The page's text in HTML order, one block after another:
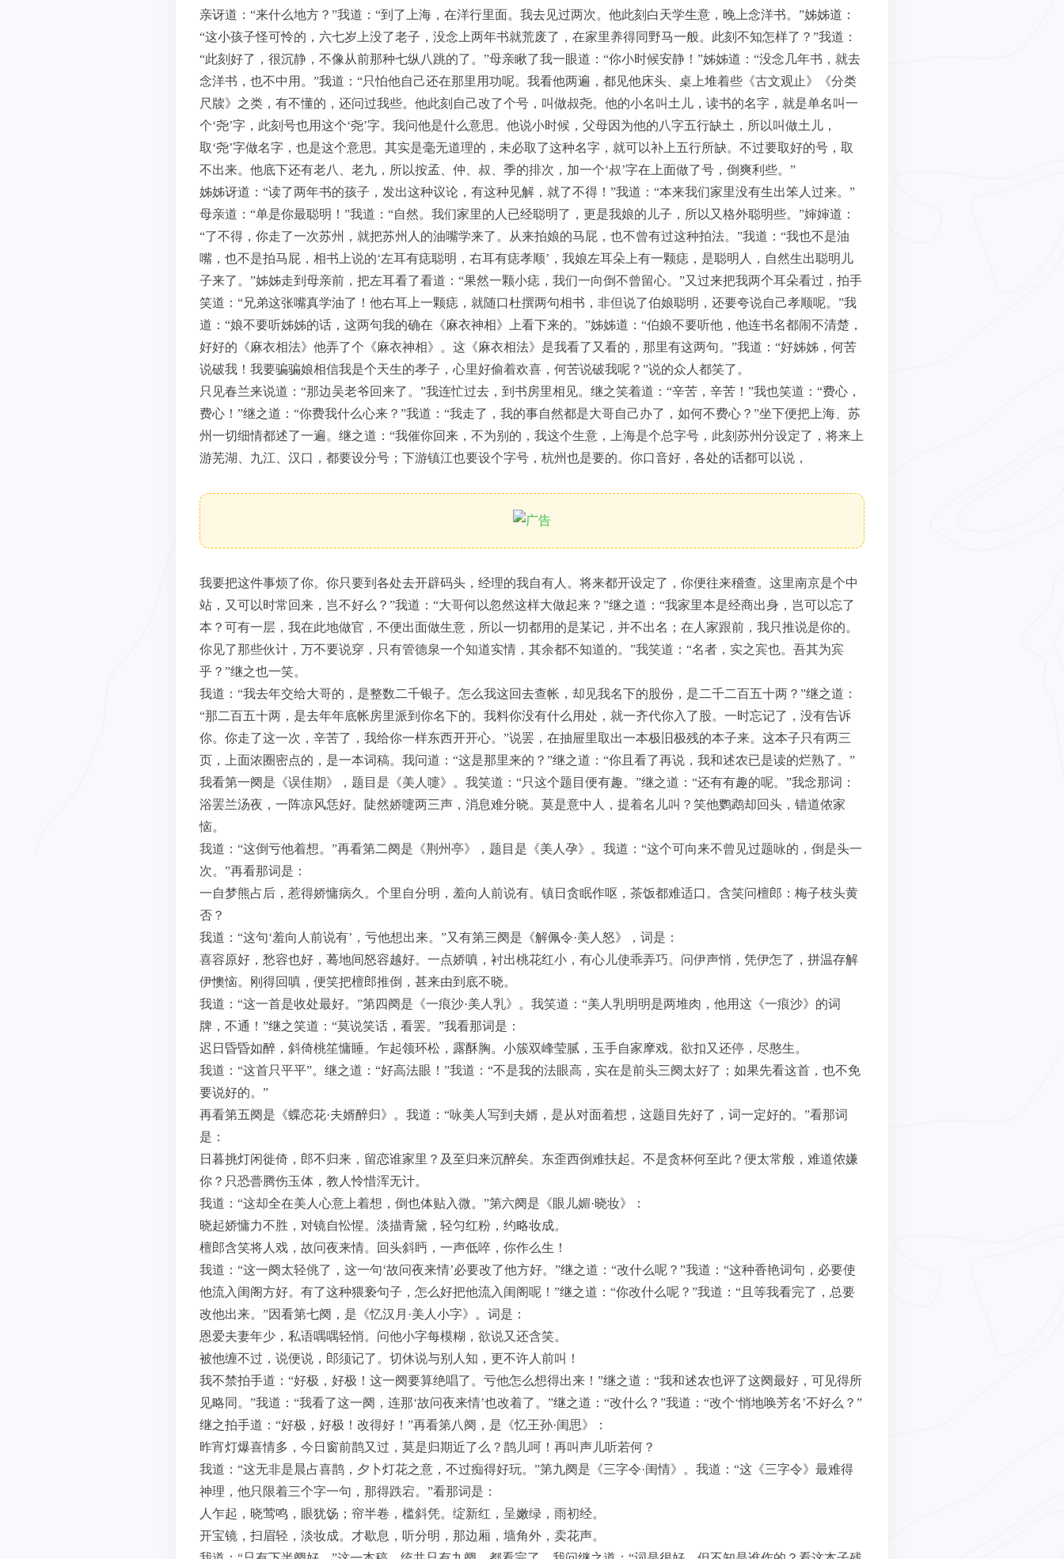
亲讶道：“来什么地方？”我道：“到了上海，在洋行里面。我去见过两次。他此刻白天学生意，晚上念洋书。”姊姊道：
“这小孩子怪可怜的，六七岁上没了老子，没念上两年书就荒废了，在家里养得同野马一般。此刻不知怎样了？”我道：
“此刻好了，很沉静，不像从前那种七纵八跳的了。”母亲瞅了我一眼道：“你小时候安静！”姊姊道：“没念几年书，就去
念洋书，也不中用。”我道：“只怕他自己还在那里用功呢。我看他两遍，都见他床头、桌上堆着些《古文观止》《分类
尺牍》之类，有不懂的，还问过我些。他此刻自己改了个号，叫做叔尧。他的小名叫土儿，读书的名字，就是单名叫一
个‘尧’字，此刻号也用这个‘尧’字。我问他是什么意思。他说小时候，父母因为他的八字五行缺土，所以叫做土儿，
取‘尧’字做名字，也是这个意思。其实是毫无道理的，未必取了这种名字，就可以补上五行所缺。不过要取好的号，取
不出来。他底下还有老八、老九，所以按孟、仲、叔、季的排次，加一个‘叔’字在上面做了号，倒爽利些。”
姊姊讶道：“读了两年书的孩子，发出这种议论，有这种见解，就了不得！”我道：“本来我们家里没有生出笨人过来。”
母亲道：“单是你最聪明！”我道：“自然。我们家里的人已经聪明了，更是我娘的儿子，所以又格外聪明些。”婶婶道：
“了不得，你走了一次苏州，就把苏州人的油嘴学来了。从来拍娘的马屁，也不曾有过这种拍法。”我道：“我也不是油
嘴，也不是拍马屁，相书上说的‘左耳有痣聪明，右耳有痣孝顺’，我娘左耳朵上有一颗痣，是聪明人，自然生出聪明儿
子来了。”姊姊走到母亲前，把左耳看了看道：“果然一颗小痣，我们一向倒不曾留心。”又过来把我两个耳朵看过，拍手
笑道：“兄弟这张嘴真学油了！他右耳上一颗痣，就随口杜撰两句相书，非但说了伯娘聪明，还要夸说自己孝顺呢。”我
道：“娘不要听姊姊的话，这两句我的确在《麻衣神相》上看下来的。”姊姊道：“伯娘不要听他，他连书名都闹不清楚，
好好的《麻衣相法》他弄了个《麻衣神相》。这《麻衣相法》是我看了又看的，那里有这两句。”我道：“好姊姊，何苦
说破我！我要骗骗娘相信我是个天生的孝子，心里好偷着欢喜，何苦说破我呢？”说的众人都笑了。
只见春兰来说道：“那边吴老爷回来了。”我连忙过去，到书房里相见。继之笑着道：“辛苦，辛苦！”我也笑道：“费心，
费心！”继之道：“你费我什么心来？”我道：“我走了，我的事自然都是大哥自己办了，如何不费心？”坐下便把上海、苏
州一切细情都述了一遍。继之道：“我催你回来，不为别的，我这个生意，上海是个总字号，此刻苏州分设定了，将来上
游芜湖、九江、汉口，都要设分号；下游镇江也要设个字号，杭州也是要的。你口音好，各处的话都可以说，
我要把这件事烦了你。你只要到各处去开辟码头，经理的我自有人。将来都开设定了，你便往来稽查。这里南京是个中
站，又可以时常回来，岂不好么？”我道：“大哥何以忽然这样大做起来？”继之道：“我家里本是经商出身，岂可以忘了
本？可有一层，我在此地做官，不便出面做生意，所以一切都用的是某记，并不出名；在人家跟前，我只推说是你的。
你见了那些伙计，万不要说穿，只有管德泉一个知道实情，其余都不知道的。”我笑道：“名者，实之宾也。吾其为宾
乎？”继之也一笑。
我道：“我去年交给大哥的，是整数二千银子。怎么我这回去查帐，却见我名下的股份，是二千二百五十两？”继之道：
“那二百五十两，是去年年底帐房里派到你名下的。我料你没有什么用处，就一齐代你入了股。一时忘记了，没有告诉
你。你走了这一次，辛苦了，我给你一样东西开开心。”说罢，在抽屉里取出一本极旧极残的本子来。这本子只有两三
页，上面浓圈密点的，是一本词稿。我问道：“这是那里来的？”继之道：“你且看了再说，我和述农已是读的烂熟了。”
我看第一阕是《误佳期》，题目是《美人嚏》。我笑道：“只这个题目便有趣。”继之道：“还有有趣的呢。”我念那词：
浴罢兰汤夜，一阵凉风恁好。陡然娇嚏两三声，消息难分晓。莫是意中人，提着名儿叫？笑他鹦鹉却回头，错道侬家
恼。
我道：“这倒亏他着想。”再看第二阕是《荆州亭》，题目是《美人孕》。我道：“这个可向来不曾见过题咏的，倒是头一
次。”再看那词是：
一自梦熊占后，惹得娇慵病久。个里自分明，羞向人前说有。镇日贪眠作呕，茶饭都难适口。含笑问檀郎：梅子枝头黄
否？
我道：“这句‘羞向人前说有’，亏他想出来。”又有第三阕是《解佩令·美人怒》，词是：
喜容原好，愁容也好，蓦地间怒容越好。一点娇嗔，衬出桃花红小，有心儿使乖弄巧。问伊声悄，凭伊怎了，拼温存解
伊懊恼。刚得回嗔，便笑把檀郎推倒，甚来由到底不晓。
我道：“这一首是收处最好。”第四阕是《一痕沙·美人乳》。我笑道：“美人乳明明是两堆肉，他用这《一痕沙》的词
牌，不通！”继之笑道：“莫说笑话，看罢。”我看那词是：
迟日昏昏如醉，斜倚桃笙慵睡。乍起领环松，露酥胸。小簇双峰莹腻，玉手自家摩戏。欲扣又还停，尽憨生。
我道：“这首只平平”。继之道：“好高法眼！”我道：“不是我的法眼高，实在是前头三阕太好了；如果先看这首，也不免
要说好的。”
再看第五阕是《蝶恋花·夫婿醉归》。我道：“咏美人写到夫婿，是从对面着想，这题目先好了，词一定好的。”看那词
是：
日暮挑灯闲徙倚，郎不归来，留恋谁家里？及至归来沉醉矣。东歪西倒难扶起。不是贪杯何至此？便太常般，难道侬嫌
你？只恐瞢腾伤玉体，教人怜惜浑无计。
我道：“这却全在美人心意上着想，倒也体贴入微。”第六阕是《眼儿媚·晓妆》：
晓起娇慵力不胜，对镜自忪惺。淡描青黛，轻匀红粉，约略妆成。
檀郎含笑将人戏，故问夜来情。回头斜眄，一声低啐，你作么生！
我道：“这一阕太轻佻了，这一句‘故问夜来情’必要改了他方好。”继之道：“改什么呢？”我道：“这种香艳词句，必要使
他流入闺阁方好。有了这种猥亵句子，怎么好把他流入闺阁呢！”继之道：“你改什么呢？”我道：“且等我看完了，总要
改他出来。”因看第七阕，是《忆汉月·美人小字》。词是：
恩爱夫妻年少，私语喁喁轻悄。问他小字每模糊，欲说又还含笑。
被他缠不过，说便说，郎须记了。切休说与别人知，更不许人前叫！
我不禁拍手道：“好极，好极！这一阕要算绝唱了。亏他怎么想得出来！”继之道：“我和述农也评了这阕最好，可见得所
见略同。”我道：“我看了这一阕，连那‘故问夜来情’也改着了。”继之道：“改什么？”我道：“改个‘悄地唤芳名’不好么？”
继之拍手道：“好极，好极！改得好！”再看第八阕，是《忆王孙·闺思》：
昨宵灯爆喜情多，今日窗前鹊又过，莫是归期近了么？鹊儿呵！再叫声儿听若何？
我道：“这无非是晨占喜鹊，夕卜灯花之意，不过痴得好玩。”第九阕是《三字令·闺情》。我道：“这《三字令》最难得
神理，他只限着三个字一句，那得跌宕。”看那词是：
人乍起，晓莺鸣，眼犹饧；帘半卷，槛斜凭。绽新红，呈嫩绿，雨初经。
开宝镜，扫眉轻，淡妆成。才歇息，听分明，那边厢，墙角外，卖花声。